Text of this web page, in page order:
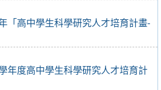
「高中學生科學研究人才培育計畫-
年度高中學生科學研究人才培育計